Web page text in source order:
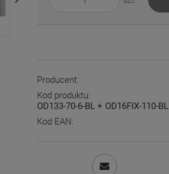
Producent:
Kod produktu:
OD133-70-6-BL + OD16FIX-110-BL
Kod EAN: